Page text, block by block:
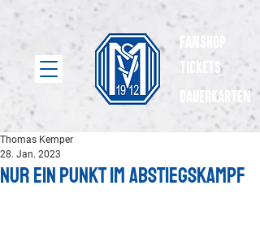
Fanshop
Tickets
dauerkarten
Nur ein Punkt im Abstiegskampf
Thomas Kemper
28. Jan. 2023